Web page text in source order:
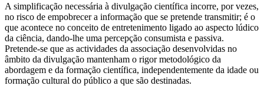
A simplificação necessária à divulgação científica incorre, por vezes,
no risco de empobrecer a informação que se pretende transmitir; é o
que acontece no conceito de entretenimento ligado ao aspecto lúdico
da ciência, dando-lhe uma percepção consumista e passiva.
Pretende-se que as actividades da associação desenvolvidas no
âmbito da divulgação mantenham o rigor metodológico da
abordagem e da formação científica, independentemente da idade ou
formação cultural do público a que são destinadas.